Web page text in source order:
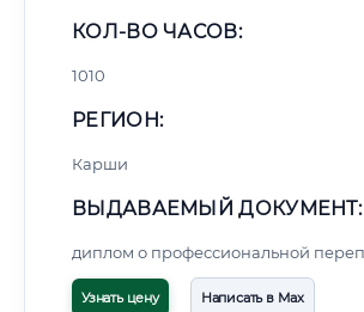
КОЛ-ВО ЧАСОВ:
1010
РЕГИОН:
Карши
ВЫДАВАЕМЫЙ ДОКУМЕНТ:
диплом о профессиональной
Узнать цену Написать в Max